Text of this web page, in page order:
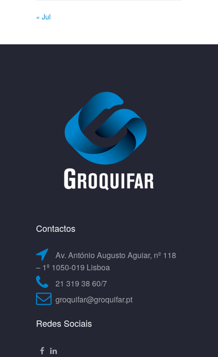
« Jul
Contactos
Av. António Augusto Aguiar, nº 118
– 1º 1050-019 Lisboa
21 319 38 60/7
groquifar@groquifar.pt
Redes Sociais